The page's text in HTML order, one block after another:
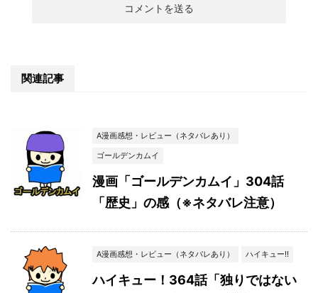
関連記事
A漫画感想・レビュー（ネタバレあり）
ゴールデンカムイ
漫画「ゴールデンカムイ」304話
「歴史」の感（※ネタバレ注意）
A漫画感想・レビュー（ネタバレあり） ハイキュー!!
ハイキュー！364話「独りではない